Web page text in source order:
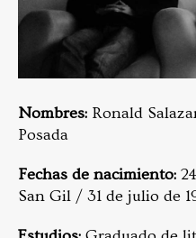
Nombres: Ronald
Posada
Fechas de nacimiento:
San Gil / 31 de julio de